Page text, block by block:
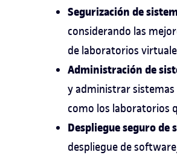
Segurización de
considerando las
de laboratorios
Administración de
y administrar
como los laboratorios
Despliegue seguro de
despliegue de